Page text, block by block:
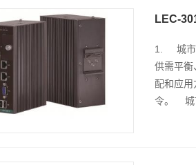
LEC-
1. 城市
供需平衡
配和应用
令。 城